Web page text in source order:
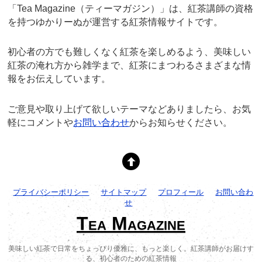
「Tea Magazine（ティーマガジン）」は、紅茶講師の資格
を持つゆかりーぬが運営する紅茶情報サイトです。
初心者の方でも難しくなく紅茶を楽しめるよう、美味しい
紅茶の淹れ方から雑学まで、紅茶にまつわるさまざまな情
報をお伝えしています。
ご意見や取り上げて欲しいテーマなどありましたら、お気
軽にコメントやお問い合わせからお知らせください。
プライバシーポリシー サイトマップ プロフィール
お問い合わ
せ
Tea Magazine
美味しい紅茶で日常をちょっぴり優雅に、もっと楽しく。紅茶講師がお届けす
る、初心者のための紅茶情報